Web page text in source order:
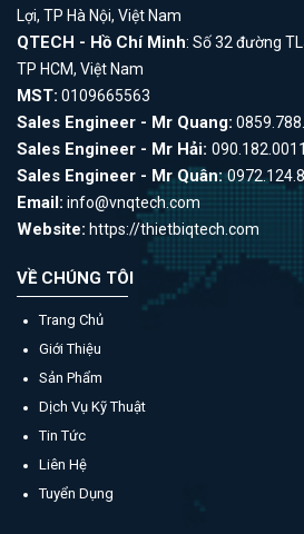
Lợi, TP Hà Nội, Việt Nam
QTECH - Hồ Chí Minh: Số 32 đường
TP HCM, Việt Nam
MST: 0109665563
Sales Engineer - Mr Quang:
Sales Engineer - Mr Hải: 090.182.0011
Sales Engineer - Mr Quân:
Email: info@vnqtech.com
Website: https://thietbiqtech.com
VỀ CHÚNG TÔI
Trang Chủ
Giới Thiệu
Sản Phẩm
Dịch Vụ Kỹ Thuật
Tin Tức
Liên Hệ
Tuyển Dụng